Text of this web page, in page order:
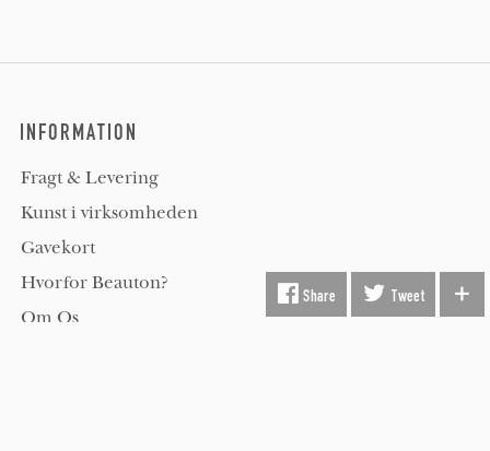
INFORMATION
Fragt & Levering
Kunst i virksomheden
Gavekort
Hvorfor Beauton?
Om Os
Share Tweet